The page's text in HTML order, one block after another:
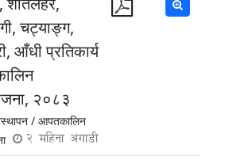
चट्याङ्ग,
आँधी प्रतिकार्य
२०८३
/ आपतकालिन
2 महिना अगाडी